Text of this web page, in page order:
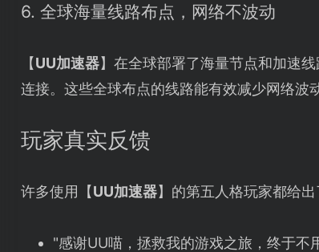
6. 全球海量线路布点，网络不波动
【UU加速器】在全球部署了海量节点和加速
连接。这些全球布点的线路能有效减少网络波
玩家真实反馈
许多使用【UU加速器】的第五人格玩家都给出
"感谢UU喵，拯救我的游戏之旅，终于不